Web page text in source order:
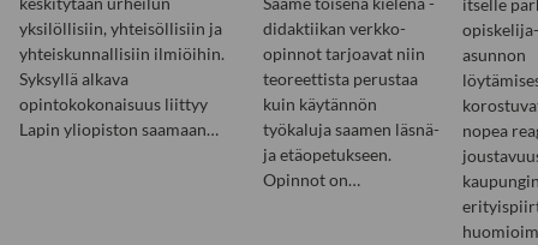
yksilöllisiin, yhteisöllisiin ja
yhteiskunnallisiin ilmiöihin.
Syksyllä alkava
opintokokonaisuus liittyy
Lapin yliopiston saamaan…
didaktiikan verkko-
opinnot tarjoavat niin
teoreettista perustaa
kuin käytännön
työkaluja saamen läsnä-
ja etäopetukseen.
Opinnot on…
itselle
opiskelija-
asunnon
nopea